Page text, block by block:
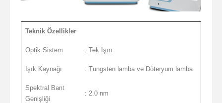
Teknik Özellikler
Optik Sistem : Tek Işın
Işık Kaynağı : Tungsten lamba ve Döteryum lamba
Spektral Bant
Genişliği
: 2.0 nm